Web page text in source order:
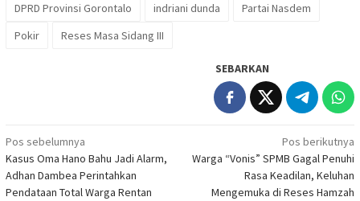
DPRD Provinsi Gorontalo indriani dunda
Partai Nasdem
Pokir
Reses Masa Sidang III
SEBARKAN
Navigasi
pos
Pos sebelumnya
Kasus Oma Hano Bahu Jadi Alarm,
Adhan Dambea Perintahkan
Pendataan Total Warga Rentan
Pos berikutnya
Warga “Vonis” SPMB Gagal Penuhi
Rasa Keadilan, Keluhan
Mengemuka di Reses Hamzah